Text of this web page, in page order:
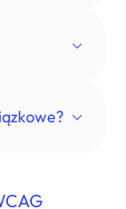
wzrokiem,
spełnieniu
opiera się